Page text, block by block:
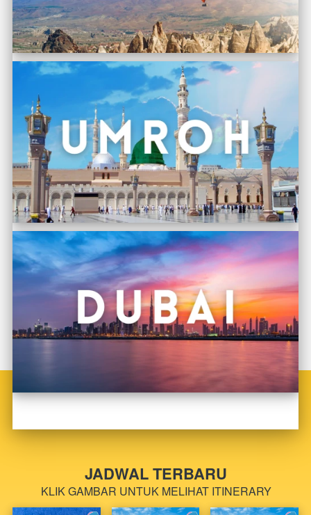
JADWAL TERBARU
KLIK GAMBAR UNTUK MELIHAT ITINERARY